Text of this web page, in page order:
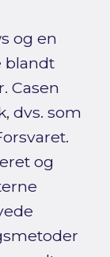
og en
blandt
Casen
dvs. som
og